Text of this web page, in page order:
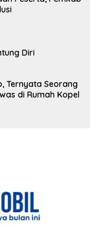
Diri
Ternyata Seorang
di Rumah Kopel